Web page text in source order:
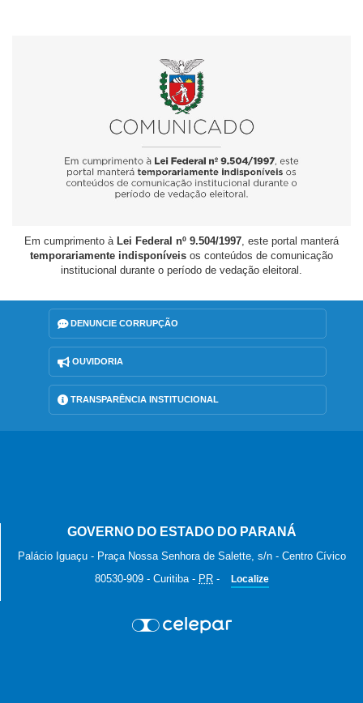
Em cumprimento à Lei Federal nº 9.504/1997, este portal manterá
temporariamente indisponíveis os conteúdos de comunicação
institucional durante o período de vedação eleitoral.
DENUNCIE CORRUPÇÃO
OUVIDORIA
TRANSPARÊNCIA INSTITUCIONAL
GOVERNO DO ESTADO DO PARANÁ
Palácio Iguaçu - Praça Nossa Senhora de Salette, s/n - Centro Cívico
80530-909 - Curitiba- PR - Localize